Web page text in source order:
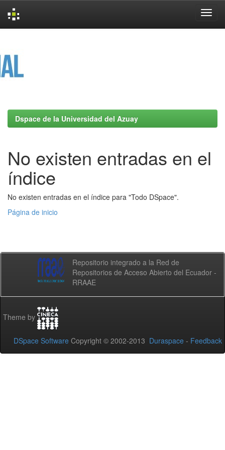
Dspace de la Universidad del Azuay
No existen entradas en el
índice
No existen entradas en el índice para "Todo DSpace".
Página de inicio
Repositorio integrado a la Red de
Repositorios de Acceso Abierto del Ecuador -
RRAAE
Theme by
DSpace Software Copyright © 2002-2013 Duraspace - Feedback